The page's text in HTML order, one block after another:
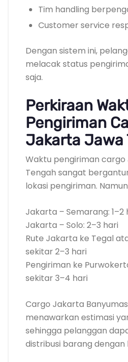
Tim handling
Customer service
Dengan sistem ini,
melacak status
saja.
Perkiraan
Pengiriman
Jakarta Jawa
Waktu pengiriman
Tengah sangat
lokasi pengiriman.
Jakarta – Semarang: 1–2
Jakarta – Solo: 2–3 hari
Rute Jakarta ke Tegal
sekitar 2–3 hari
Pengiriman ke
sekitar 3–4 hari
Cargo Jakarta
menawarkan estimasi
sehingga pelanggan
distribusi barang dengan